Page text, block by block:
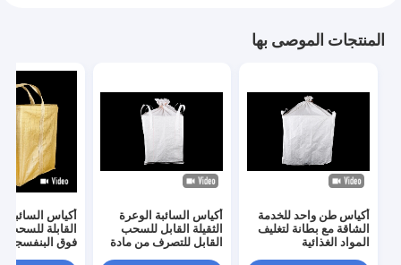
المنتجات الموصى بها
أكياس طن واحد للخدمة
الشاقة مع بطانة لتغليف
المواد الغذائية
أكياس السائبة الوعرة
الثقيلة القابل للسحب
القابل للتصرف من مادة
القابلة للسحب
فوق البنفسجية